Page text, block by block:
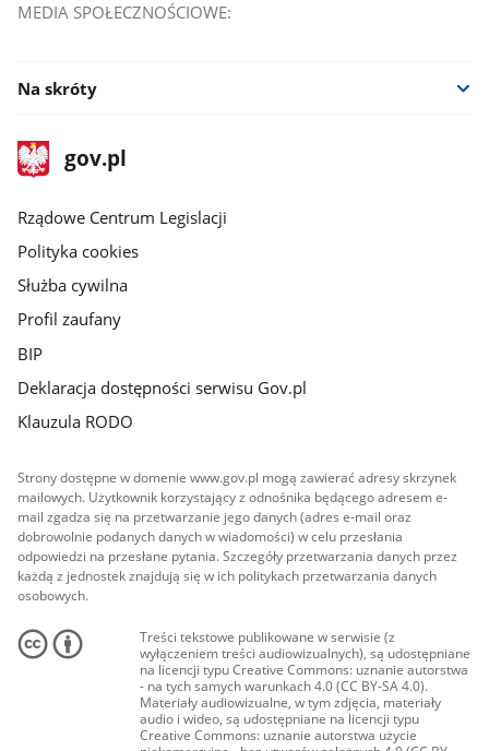
MEDIA SPOŁECZNOŚCIOWE:
Na skróty
stopka
gov.plStrona
gov.pl
Rządowe Centrum Legislacji
Polityka cookies
Służba cywilna
Profil zaufany
BIP
Deklaracja dostępności serwisu Gov.pl
Klauzula RODO
Strony dostępne w domenie www.gov.pl mogą zawierać adresy skrzynek
mailowych. Użytkownik korzystający z odnośnika będącego adresem e-
mail zgadza się na przetwarzanie jego danych (adres e-mail oraz
dobrowolnie podanych danych w wiadomości) w celu przesłania
odpowiedzi na przesłane pytania. Szczegóły przetwarzania danych przez
każdą z jednostek znajdują się w ich politykach przetwarzania danych
osobowych.
Treści tekstowe publikowane w serwisie (z
wyłączeniem treści audiowizualnych), są udostępniane
na licencji typu Creative Commons: uznanie autorstwa
- na tych samych warunkach 4.0 (CC BY-SA 4.0).
Materiały audiowizualne, w tym zdjęcia, materiały
audio i wideo, są udostępniane na licencji typu
Creative Commons: uznanie autorstwa użycie